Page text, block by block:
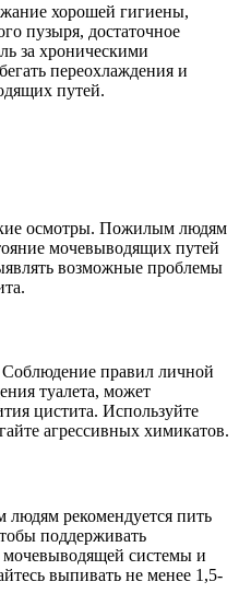
хорошей гигиены,
пузыря, достаточное
за хроническими
переохлаждения и
путей.
осмотры. Пожилым людям
мочевыводящих путей
возможные проблемы
правил личной
туалета, может
цистита. Используйте
агрессивных химикатов.
рекомендуется пить
поддерживать
системы и
выпивать не менее 1,5-